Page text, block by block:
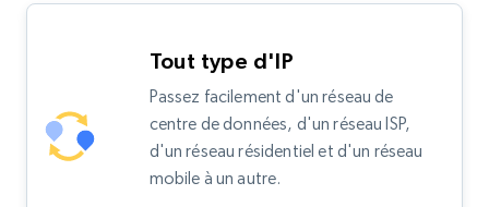
Tout type d'IP
Passez facilement d'un réseau de
centre de données, d'un réseau ISP,
d'un réseau résidentiel et d'un réseau
mobile à un autre.